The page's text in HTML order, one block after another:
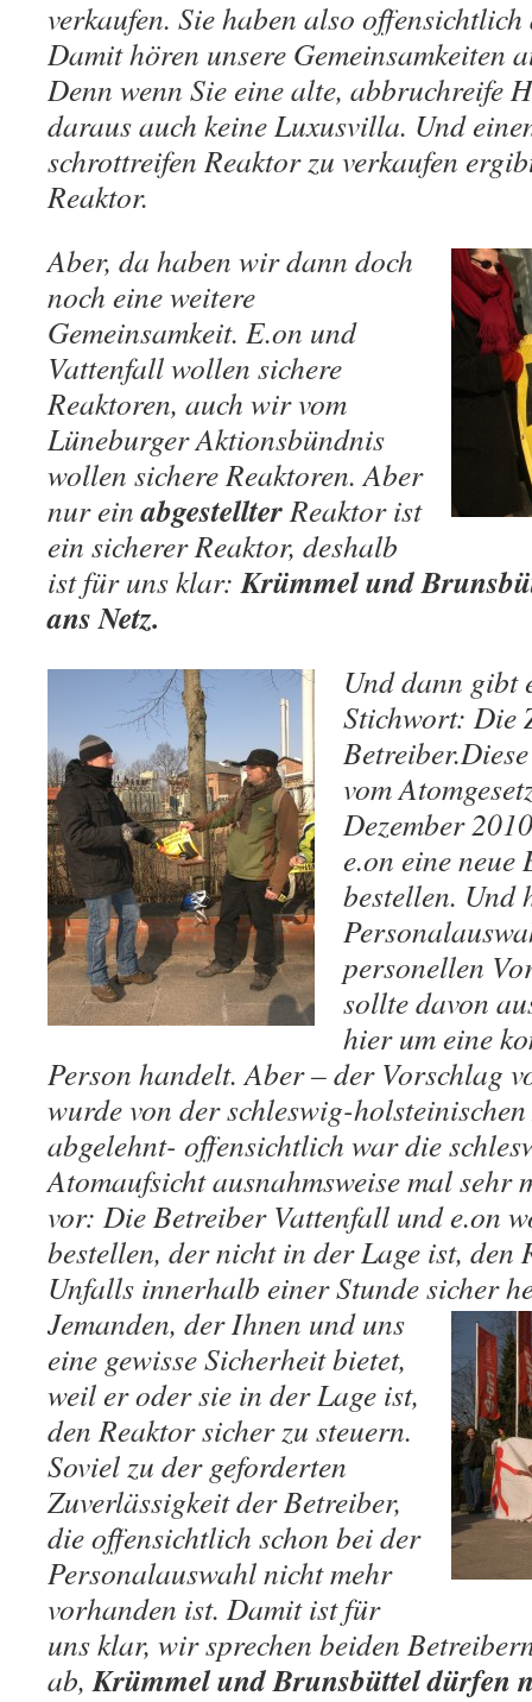
verkaufen. Sie haben also
Damit hören unsere Gemeinsamkeiten
Denn wenn Sie eine alte, abbruchreife
daraus auch keine Luxusvilla. Und
schrottreifen Reaktor zu verkaufen
Reaktor.
Aber, da haben wir dann doch
noch eine weitere
Gemeinsamkeit. E.on und
Vattenfall wollen sichere
Reaktoren, auch wir vom
Lüneburger Aktionsbündnis
wollen sichere Reaktoren. Aber
nur einabgestellterReaktor ist
ein sicherer Reaktor, deshalb
ist für uns klar:Krümmel und
ans Netz.
Und dann gibt
Stichwort: Die
vom
Dezember
e.on eine
bestellen. Und
personellen
sollte davon
hier um eine
Person handelt. Aber – der Vorschlag
wurde von der schleswig-
abgelehnt- offensichtlich war die
Atomaufsicht ausnahmsweise mal sehr
vor: Die Betreiber Vattenfall und e.on
bestellen, der nicht in der Lage ist, den
Unfalls innerhalb einer Stunde sicher
Jemanden, derIhnen und uns
eine gewisse Sicherheit bietet,
weil er oder sie in der Lage ist,
den Reaktor sicher zu steuern.
Soviel zu der geforderten
Zuverlässigkeit der Betreiber,
die offensichtlich schon bei der
Personalauswahl nicht mehr
vorhanden ist. Damit ist für
uns klar, wir sprechen beiden
ab,Krümmel und Brunsbüttel dürfen